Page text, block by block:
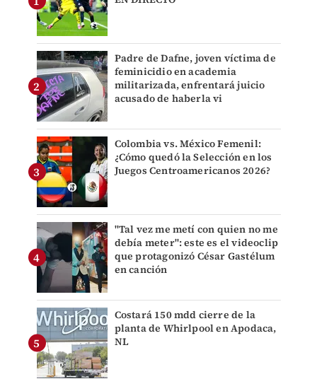
Padre de Dafne, joven víctima de
feminicidio en academia
militarizada, enfrentará juicio
acusado de haberla vi
Colombia vs. México Femenil:
¿Cómo quedó la Selección en los
Juegos Centroamericanos 2026?
"Tal vez me metí con quien no me
debía meter": este es el videoclip
que protagonizó César Gastélum
en canción
Costará 150 mdd cierre de la
planta de Whirlpool en Apodaca,
NL